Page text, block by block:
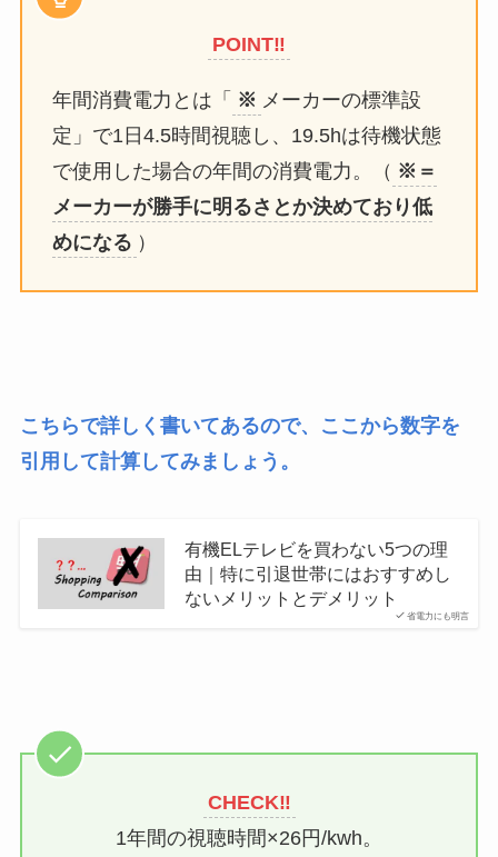
POINT‼︎
年間消費電力とは「 ※ メーカーの標準設
定」で1日4.5時間視聴し、19.5hは待機状態
で使用した場合の年間の消費電力。（ ※＝
メーカーが勝手に明るさとか決めており低
めになる ）
こちらで詳しく書いてあるので、ここから数字を
引用して計算してみましょう。
省電力にも明言
有機ELテレビを買わない5つの理
由｜特に引退世帯にはおすすめし
ないメリットとデメリット
CHECK‼︎
1年間の視聴時間×26円/kwh。